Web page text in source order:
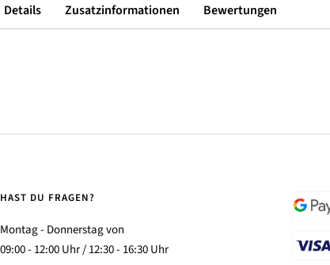
Details Zusatzinformationen Bewertungen
HAST DU FRAGEN?
Montag - Donnerstag von
09:00 - 12:00 Uhr / 12:30 - 16:30 Uhr